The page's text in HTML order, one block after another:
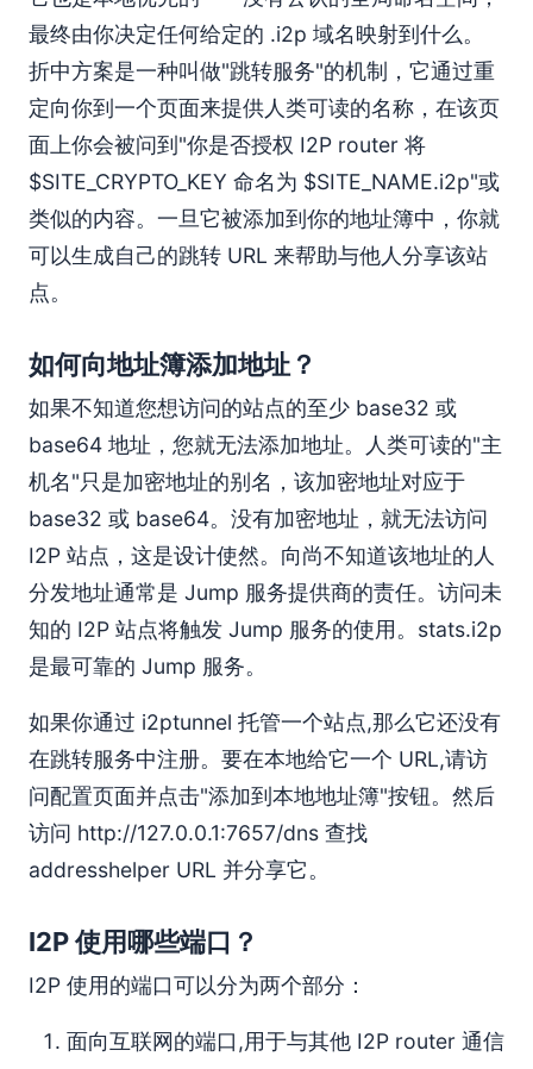
最终由你决定任何给定的 .i2p 域名映射到什么。
折中方案是一种叫做"跳转服务"的机制，它通过重
定向你到一个页面来提供人类可读的名称，在该页
面上你会被问到"你是否授权 I2P router 将
$SITE_CRYPTO_KEY 命名为 $SITE_NAME.i2p"或
类似的内容。一旦它被添加到你的地址簿中，你就
可以生成自己的跳转 URL 来帮助与他人分享该站
点。
如何向地址簿添加地址？
如果不知道您想访问的站点的至少 base32 或
base64 地址，您就无法添加地址。人类可读的"主
机名"只是加密地址的别名，该加密地址对应于
base32 或 base64。没有加密地址，就无法访问
I2P 站点，这是设计使然。向尚不知道该地址的人
分发地址通常是 Jump 服务提供商的责任。访问未
知的 I2P 站点将触发 Jump 服务的使用。stats.i2p
是最可靠的 Jump 服务。
如果你通过 i2ptunnel 托管一个站点,那么它还没有
在跳转服务中注册。要在本地给它一个 URL,请访
问配置页面并点击"添加到本地地址簿"按钮。然后
访问 http://127.0.0.1:7657/dns 查找
addresshelper URL 并分享它。
I2P 使用哪些端口？
I2P 使用的端口可以分为两个部分：
面向互联网的端口,用于与其他 I2P router 通信